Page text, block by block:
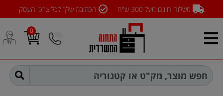
משלוח חינם מעל 300 ש"ח הכתובת שלך לכל צרכי העסק
0